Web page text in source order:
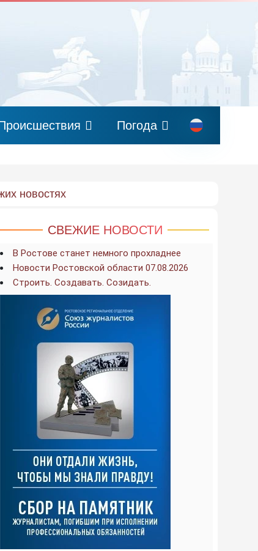
Погода
новостях
СВЕЖИЕ НОВОСТИ
В Ростове станет немного прохладнее
Новости Ростовской области 07.08.2026
Строить. Создавать. Созидать.